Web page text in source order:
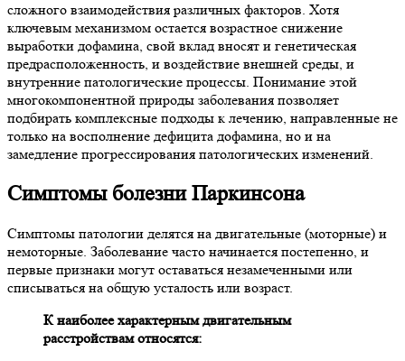
сложного взаимодействия различных факторов. Хотя
ключевым механизмом остается возрастное снижение
выработки дофамина, свой вклад вносят и генетическая
предрасположенность, и воздействие внешней среды, и
внутренние патологические процессы. Понимание этой
многокомпонентной природы заболевания позволяет
подбирать комплексные подходы к лечению, направленные не
только на восполнение дефицита дофамина, но и на
замедление прогрессирования патологических изменений.
Симптомы болезни Паркинсона
Симптомы патологии делятся на двигательные (моторные) и
немоторные. Заболевание часто начинается постепенно, и
первые признаки могут оставаться незамеченными или
списываться на общую усталость или возраст.
К наиболее характерным двигательным
расстройствам относятся: